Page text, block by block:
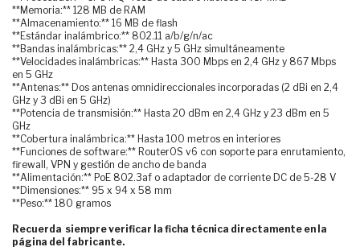
**Memoria:** 128 MB de RAM
**Almacenamiento:** 16 MB de flash
**Estándar inalámbrico:** 802.11 a/b/g/n/ac
**Bandas inalámbricas:** 2,4 GHz y 5 GHz simultáneamente
**Velocidades inalámbricas:** Hasta 300 Mbps en 2,4 GHz y 867 Mbps
en 5 GHz
**Antenas:** Dos antenas omnidireccionales incorporadas (2 dBi en 2,4
GHz y 3 dBi en 5 GHz)
**Potencia de transmisión:** Hasta 20 dBm en 2,4 GHz y 23 dBm en 5
GHz
**Cobertura inalámbrica:** Hasta 100 metros en interiores
**Funciones de software:** RouterOS v6 con soporte para enrutamiento,
firewall, VPN y gestión de ancho de banda
**Alimentación:** PoE 802.3af o adaptador de corriente DC de 5-28 V
**Dimensiones:** 95 x 94 x 58 mm
**Peso:** 180 gramos
Recuerda siempre verificar la ficha técnica directamente en la
página del fabricante.